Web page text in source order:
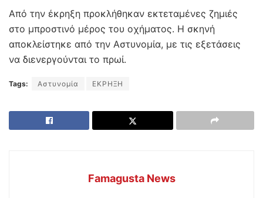
Από την έκρηξη προκλήθηκαν εκτεταμένες ζημιές
στο μπροστινό μέρος του οχήματος. Η σκηνή
αποκλείστηκε από την Αστυνομία, με τις εξετάσεις
να διενεργούνται το πρωί.
Tags: Αστυνομία ΕΚΡΗΞΗ
Famagusta News